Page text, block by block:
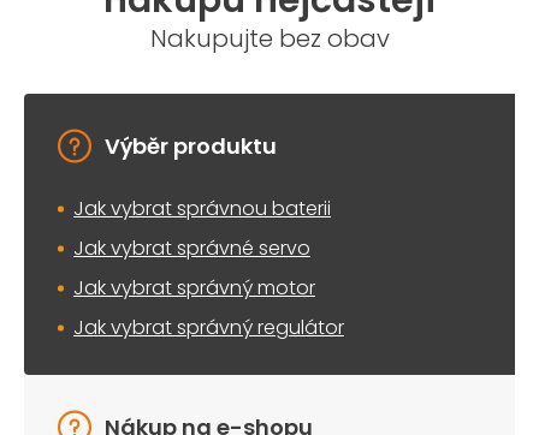
Nakupujte bez obav
Výběr produktu
Jak vybrat správnou baterii
Jak vybrat správné servo
Jak vybrat správný motor
Jak vybrat správný regulátor
Nákup na e-shopu